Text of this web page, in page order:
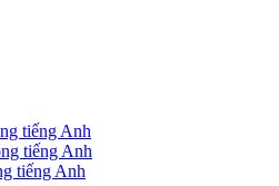
tiếng Anh
tiếng Anh
tiếng Anh